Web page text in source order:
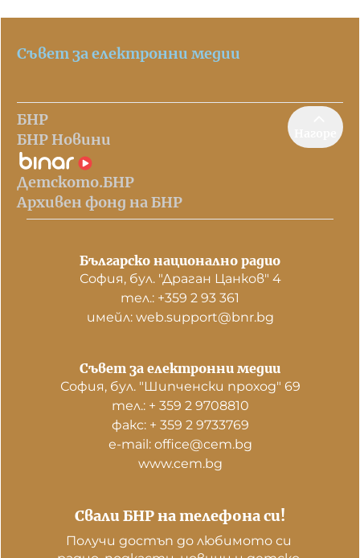
Съвет за електронни медии
БНР
БНР Новини
Детското.БНР
Архивен фонд на БНР
Българско национално радио
София, бул. "Драган Цанков" 4
тел.: +359 2 93 361
имейл: web.support@bnr.bg
Свали БНР на телефона си!
Получи достъп до любимото си
Съвет за електронни медии
София, бул. "Шипченски проход" 69
тел.: + 359 2 9708810
факс: + 359 2 9733769
е-mail: office@cem.bg
www.cem.bg